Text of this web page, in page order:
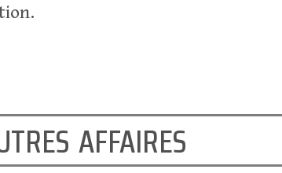
affaires